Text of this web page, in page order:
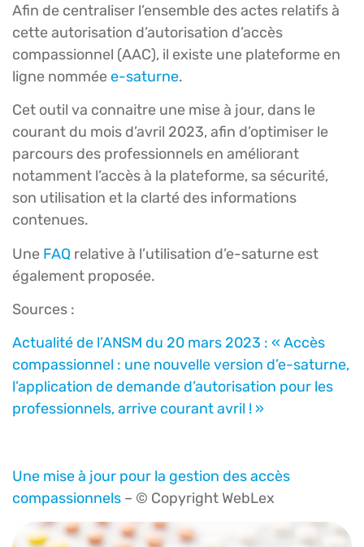
Afin de centraliser l’ensemble des actes relatifs à
cette autorisation d’autorisation d’accès
compassionnel (AAC), il existe une plateforme en
ligne nomméee-saturne.
Cet outil va connaitre une mise à jour, dans le
courant du mois d’avril 2023, afin d’optimiser le
parcours des professionnels en améliorant
notamment l’accès à la plateforme, sa sécurité,
son utilisation et la clarté des informations
contenues.
Une FAQ relative à l’utilisation d’e-saturne est
également proposée.
Sources :
Actualité de l’ANSM du 20 mars 2023 : « Accès
compassionnel : une nouvelle version d’e-saturne,
l’application de demande d’autorisation pour les
professionnels, arrive courant avril ! »
Une mise à jour pour la gestion des accès
compassionnels – © Copyright WebLex